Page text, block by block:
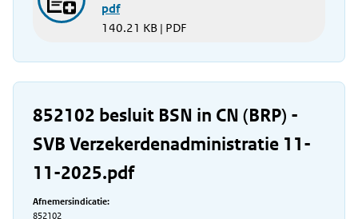
pdf
140.21 KB | PDF
852102 besluit BSN in CN (BRP) -
SVB Verzekerdenadministratie 11-
11-2025.pdf
Afnemersindicatie:
852102